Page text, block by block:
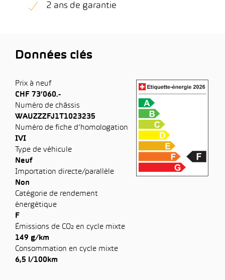
2 ans de garantie
Données clés
Prix à neuf
CHF 73’060.-
Numéro de châssis
WAUZZZFJ1T1023235
Numéro de fiche d’homologation
IVI
Type de véhicule
Neuf
Importation directe/parallèle
Non
Catégorie de rendement
énergétique
F
Émissions de CO₂ en cycle mixte
149 g/km
Consommation en cycle mixte
6,5 l/100km